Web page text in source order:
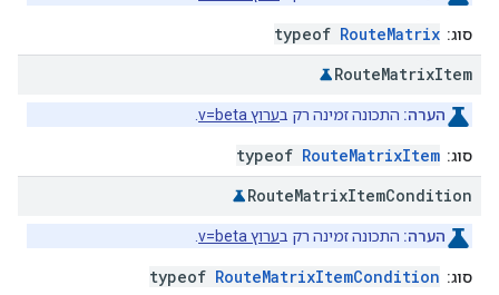
סוג: typeof RouteMatrix
RouteMatrixItem
הערה: התכונה זמינה רק בערוץ v=beta .
סוג: typeof RouteMatrixItem
RouteMatrixItemCondition
הערה: התכונה זמינה רק בערוץ v=beta .
סוג: typeof RouteMatrixItemCondition